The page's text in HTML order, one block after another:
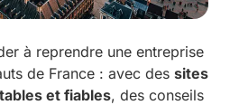
à reprendre une entreprise
de France : avec des sites
et fiables, des conseils